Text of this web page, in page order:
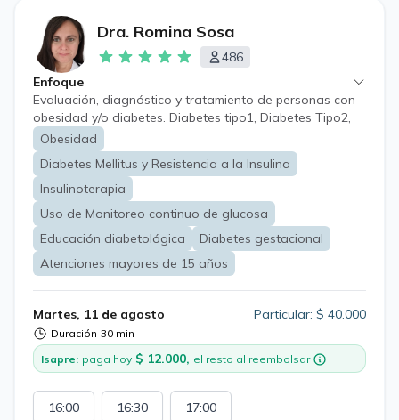
Dra. Romina Sosa
486
Enfoque
Evaluación, diagnóstico y tratamiento de personas con
obesidad y/o diabetes. Diabetes tipo1, Diabetes Tipo2,
Obesidad, Insulinoresistencia, Prediabetes, Hígado
graso, Síndrome metabólico, Hipertensión arterial,
Aumento del colesterol y triglicéridos, Uso de Monitoreo
Continuo de glucosa, Diabetes en situaciones
especiales, uso de corticoides, pancreatectomizados,
etc. Diabetes en embarazadas. Educación
diabetológica. Enfermedades agudas y crónicas.
Chequeo médico preventivo.
Obesidad
Diabetes Mellitus y Resistencia a la Insulina
Insulinoterapia
Uso de Monitoreo continuo de glucosa
Educación diabetológica
Diabetes gestacional
Atenciones mayores de 15 años
Martes, 11 de agosto
Duración 30 min
Particular: $ 40.000
Isapre: paga hoy $ 12.000, el resto al reembolsar
16:00 16:30 17:00